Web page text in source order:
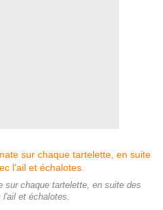
sur chaque tartelette, en suite des
l'ail et échalotes.